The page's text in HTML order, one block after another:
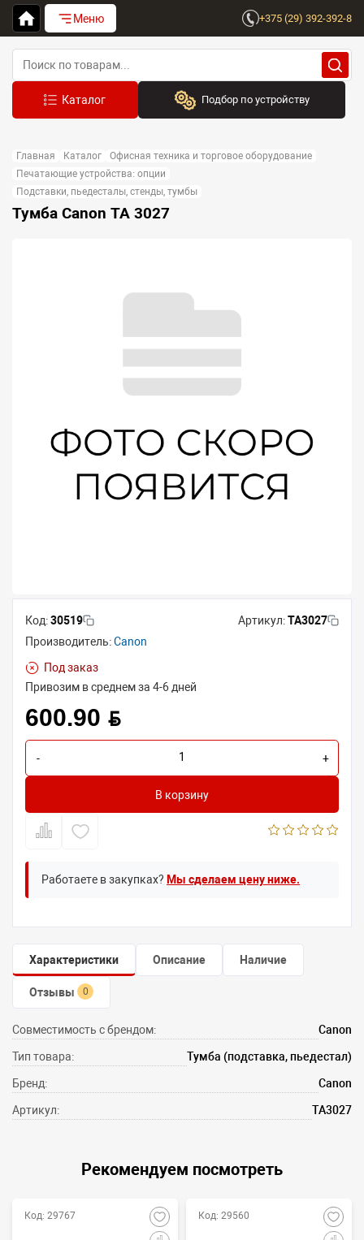
Меню +375 (29) 392-392-8
Подбор по устройству
Выберите бренд
Устройство:
Сначала выберите бренд
Главная Каталог
Офисная техника и торговое оборудование
Печатающие устройства: опции
Подставки, пьедесталы, стенды, тумбы
Тумба Canon ТА 3027
Код:30519 Артикул:ТА3027
Производитель:Canon
Под заказ
Привозим в среднем за 4-6 дней
600.90 BYN
- +
В корзину
Работаете в закупках? Мы сделаем цену ниже.
Характеристики Описание Наличие
Отзывы 0
Совместимость с брендом: Canon
Тип товара: Тумба (подставка, пьедестал)
Бренд: Canon
Артикул: ТА3027
Рекомендуем посмотреть
Код: 29767 Код: 29560